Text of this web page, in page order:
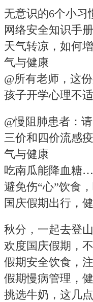
无意识的6个小习
网络安全知识手
天气转凉，如何
气与健康
@所有老师，这
孩子开学心理不
@慢阻肺患者：
三价和四价流感
气与健康
吃南瓜能降血糖
避免伤“心”饮食
国庆假期出行，
秋分，一起去登
欢度国庆假期，
假期安全饮食，
假期慢病管理，
挑选牛奶，这几